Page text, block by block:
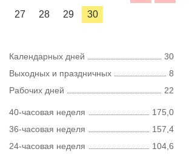
27
28 29 30
Календарных дней
30
Выходных и праздничных
8
Рабочих дней
22
40-часовая неделя
175,0
36-часовая неделя
157,4
24-часовая неделя
104,6